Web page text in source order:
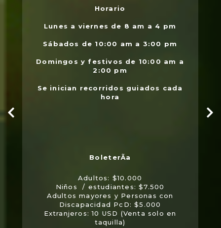
Horario
Lunes a viernes de 8 am a 4 pm
Sábados de 10:00 am a 3:00 pm
Domingos y festivos de 10:00 am a
2:00 pm
Se inician recorridos guiados cada
hora
Adultos: $10.000
Niños / estudiantes: $7.500
Adultos mayores y Personas con
Discapacidad PcD: $5.000
Extranjeros: 10 USD (Venta solo en
taquilla)